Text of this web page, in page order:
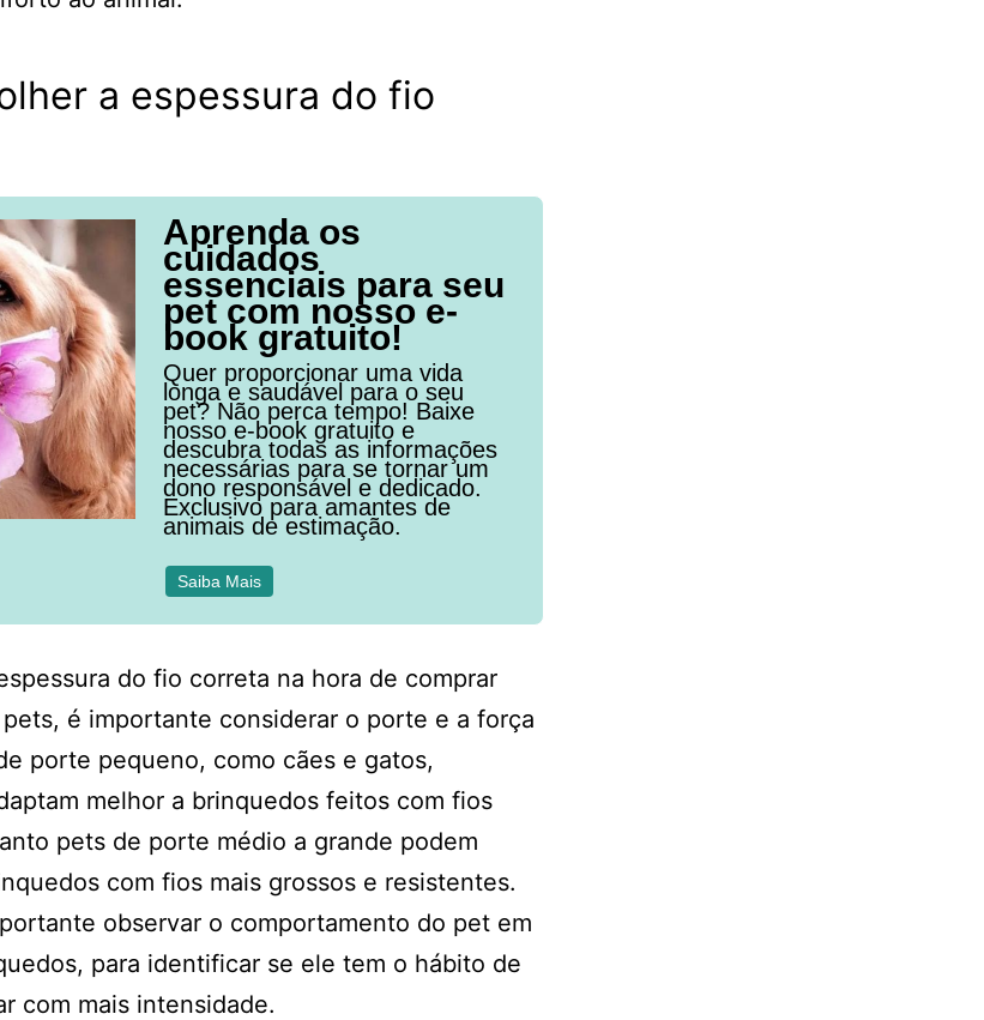
a espessura do fio
Aprenda os
cuidados
essenciais para seu
pet com nosso e-
book gratuito!
Quer proporcionar uma vida
longa e saudável para o seu
pet? Não perca tempo! Baixe
nosso e-book gratuito e
descubra todas as informações
necessárias para se tornar um
dono responsável e dedicado.
Exclusivo para amantes de
animais de estimação.
Saiba Mais
do fio correta na hora de comprar
é importante considerar o porte e a força
porte pequeno, como cães e gatos,
melhor a brinquedos feitos com fios
pets de porte médio a grande podem
com fios mais grossos e resistentes.
observar o comportamento do pet em
para identificar se ele tem o hábito de
com mais intensidade.